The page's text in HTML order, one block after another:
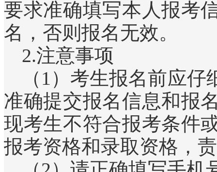
要求准确填写本人报考
名，否则报名无效。
2.注意事项
（1）考生报名前应
准确提交报名信息和报
现考生不符合报考条件
报考资格和录取资格，